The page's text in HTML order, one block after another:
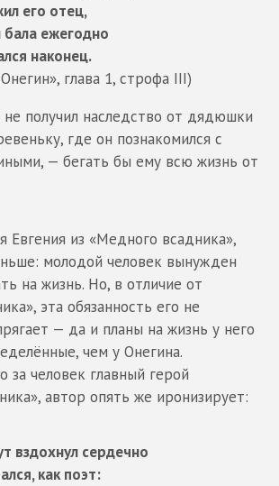
его отец,
ежегодно
наконец.
глава 1, строфа III)
получил наследство от дядюшки
где он познакомился с
— бегать бы ему всю жизнь от
Евгения из «Медного всадника»,
молодой человек вынужден
на жизнь. Но, в отличие от
эта обязанность его не
— да и планы на жизнь у него
чем у Онегина.
за человек главный герой
автор опять же иронизирует:
вздохнул сердечно
как поэт: